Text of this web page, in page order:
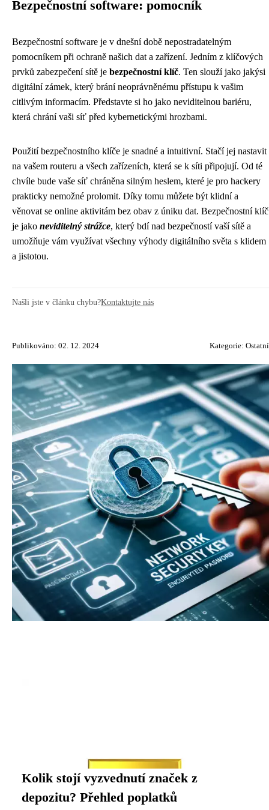
Bezpečnostní software: pomocník
Bezpečnostní software je v dnešní době nepostradatelným
pomocníkem při ochraně našich dat a zařízení. Jedním z klíčových
prvků zabezpečení sítě je bezpečnostní klíč. Ten slouží jako jakýsi
digitální zámek, který brání neoprávněnému přístupu k vašim
citlivým informacím. Představte si ho jako neviditelnou bariéru,
která chrání vaši síť před kybernetickými hrozbami.
Použití bezpečnostního klíče je snadné a intuitivní. Stačí jej nastavit
na vašem routeru a všech zařízeních, která se k síti připojují. Od té
chvíle bude vaše síť chráněna silným heslem, které je pro hackery
prakticky nemožné prolomit. Díky tomu můžete být klidní a
věnovat se online aktivitám bez obav z úniku dat. Bezpečnostní klíč
je jako neviditelný strážce, který bdí nad bezpečností vaší sítě a
umožňuje vám využívat všechny výhody digitálního světa s klidem
a jistotou.
Našli jste v článku chybu?Kontaktujte nás
Publikováno: 02. 12. 2024 Kategorie: Ostatní
Kolik stojí vyzvednutí značek z
depozitu? Přehled poplatků